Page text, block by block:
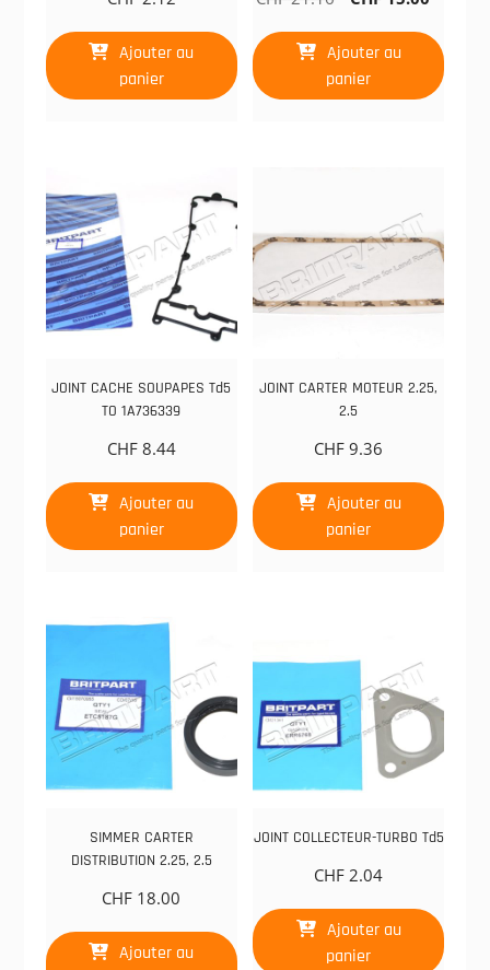
Ajouter au
panier
initial
était :
actuel
est :
CHF
Ajouter au
panier
JOINT CACHE SOUPAPES Td5
TO 1A736339
CHF8.44
Ajouter au
panier
JOINT CARTER MOTEUR 2.25,
2.5
CHF 9.36
Ajouter au
panier
SIMMER CARTER
DISTRIBUTION 2.25, 2.5
CHF 18.00
Ajouter au
JOINT COLLECTEUR-TURBO Td5
CHF 2.04
Ajouter au
panier